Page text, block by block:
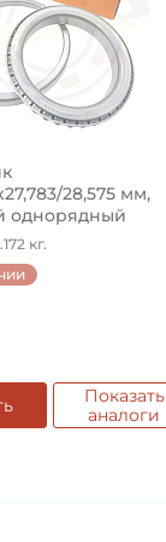
28,575 мм,
однорядный
...кг.
Показать
аналоги